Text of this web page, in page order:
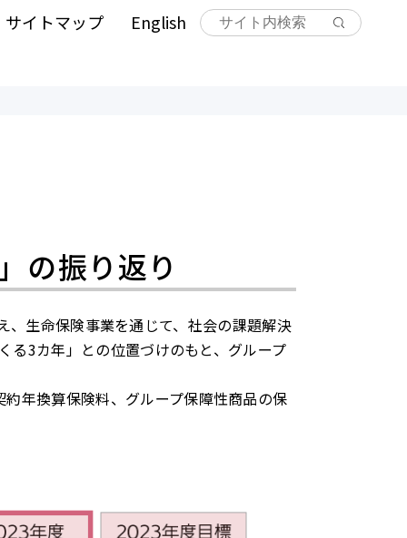
サイトマップ
English
の振り返り
生命保険事業を通じて、社会の課題解決
る3カ年」との位置づけのもと、グループ
年換算保険料、グループ保障性商品の保